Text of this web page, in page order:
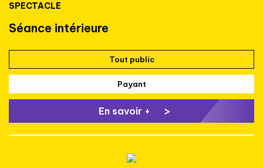
SPECTACLE
Séance intérieure
Tout public
Payant
En savoir +